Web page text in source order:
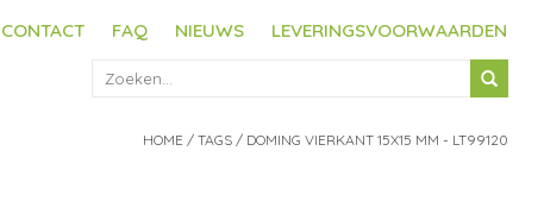
CONTACT FAQ NIEUWS LEVERINGSVOORWAARDEN
HOME / TAGS / DOMING VIERKANT 15X15 MM - LT99120